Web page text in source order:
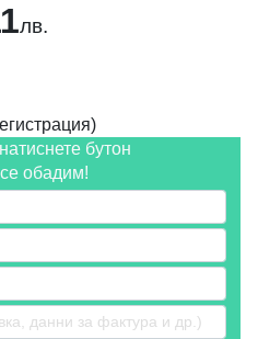
лв.
бутон
обадим!